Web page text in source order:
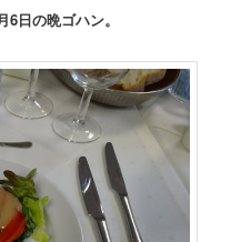
6日の晩ゴハン。